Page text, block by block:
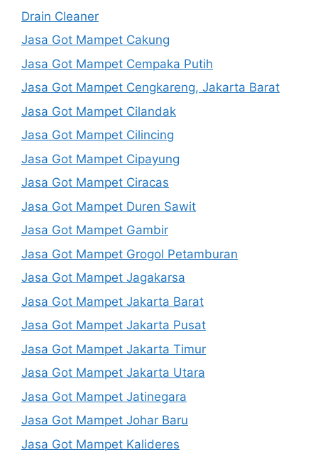
Drain Cleaner
Jasa Got Mampet Cakung
Jasa Got Mampet Cempaka Putih
Jasa Got Mampet Cengkareng, Jakarta Barat
Jasa Got Mampet Cilandak
Jasa Got Mampet Cilincing
Jasa Got Mampet Cipayung
Jasa Got Mampet Ciracas
Jasa Got Mampet Duren Sawit
Jasa Got Mampet Gambir
Jasa Got Mampet Grogol Petamburan
Jasa Got Mampet Jagakarsa
Jasa Got Mampet Jakarta Barat
Jasa Got Mampet Jakarta Pusat
Jasa Got Mampet Jakarta Timur
Jasa Got Mampet Jakarta Utara
Jasa Got Mampet Jatinegara
Jasa Got Mampet Johar Baru
Jasa Got Mampet Kalideres